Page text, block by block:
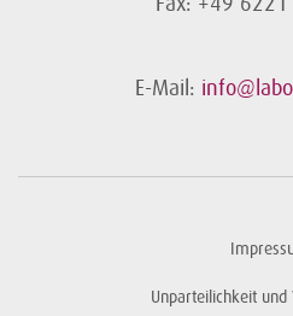
E-Mail:
Unparteilichkeit